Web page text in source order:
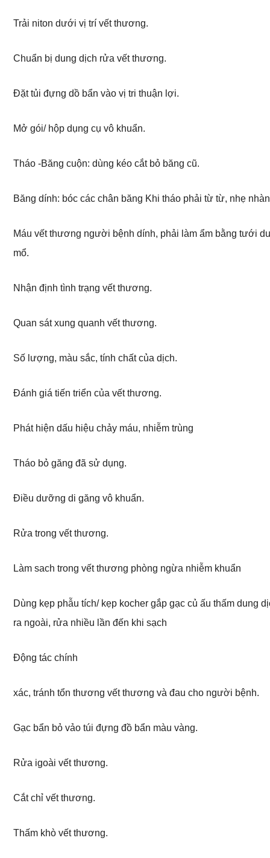
Trải niton dưới vị trí vết thương.
Chuẩn bị dung dịch rửa vết thương.
Đặt tủi đựng dồ bẩn vào vị tri thuận lợi.
Mở gói/ hộp dụng cụ vô khuẩn.
Tháo -Băng cuộn: dùng kéo cắt bỏ băng cũ.
Băng dính: bóc các chân băng Khi tháo phải từ từ, nhẹ
Máu vết thương người bệnh dính, phải làm ẩm bằng tưới
mổ.
Nhận định tình trạng vết thương.
Quan sát xung quanh vết thương.
Số lượng, màu sắc, tính chất của dịch.
Đánh giá tiến triển của vết thương.
Phát hiện dấu hiệu chảy máu, nhiễm trùng
Tháo bỏ găng đã sử dụng.
Điều dưỡng di găng vô khuẩn.
Rửa trong vết thương.
Làm sach trong vết thương phòng ngừa nhiễm khuẩn
Dùng kẹp phẫu tích/ kẹp kocher gắp gạc củ ấu thấm
ra ngoài, rửa nhiều lần đến khi sạch
Động tác chính
xác, tránh tổn thương vết thương và đau cho người bệnh.
Gạc bẩn bỏ vảo túi đựng đồ bẩn màu vàng.
Rửa igoài vết thương.
Cắt chỉ vết thương.
Thấm khò vết thương.